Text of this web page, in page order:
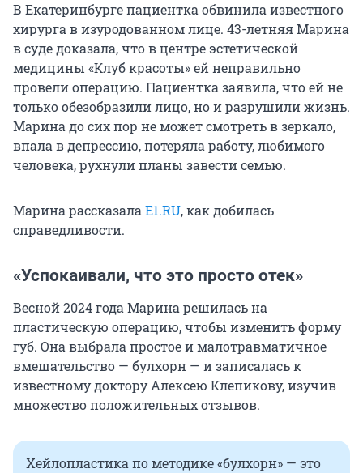
В Екатеринбурге пациентка обвинила известного
хирурга в изуродованном лице. 43-летняя Марина
в суде доказала, что в центре эстетической
медицины «Клуб красоты» ей неправильно
провели операцию. Пациентка заявила, что ей не
только обезобразили лицо, но и разрушили жизнь.
Марина до сих пор не может смотреть в зеркало,
впала в депрессию, потеряла работу, любимого
человека, рухнули планы завести семью.
Марина рассказалаE1.RU, как добилась
справедливости.
«Успокаивали, что это просто отек»
Весной 2024 года Марина решилась на
пластическую операцию, чтобы изменить форму
губ. Она выбрала простое и малотравматичное
вмешательство — булхорн — и записалась к
известному доктору Алексею Клепикову, изучив
множество положительных отзывов.
Хейлопластика по методике «булхорн» — это